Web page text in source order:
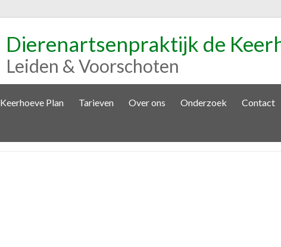
Dierenartsenpraktijk de
Leiden & Voorschoten
Keerhoeve Plan Tarieven Over ons Onderzoek Contact